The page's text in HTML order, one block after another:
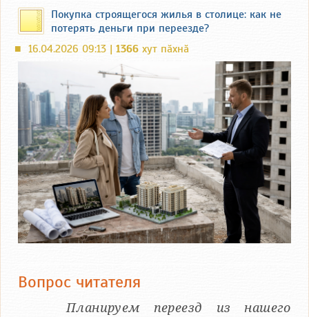
Покупка строящегося жилья в столице: как не
потерять деньги при переезде?
■ 16.04.2026 09:13 | 1366 хут пӑхнӑ
Вопрос читателя
Планируем переезд из нашего